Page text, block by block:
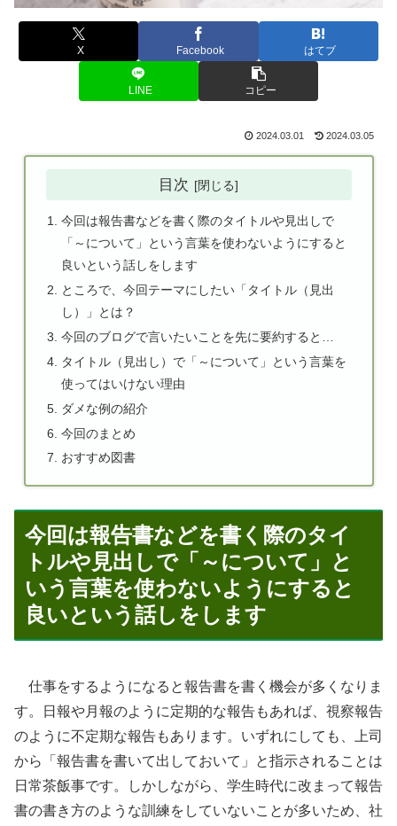
X Facebook はてブ
LINE コピー
2024.03.01 2024.03.05
目次
今回は報告書などを書く際のタイトルや見出しで
「～について」という言葉を使わないようにすると
良いという話しをします
ところで、今回テーマにしたい「タイトル（見出
し）」とは？
今回のブログで言いたいことを先に要約すると…
タイトル（見出し）で「～について」という言葉を
使ってはいけない理由
ダメな例の紹介
今回のまとめ
おすすめ図書
今回は報告書などを書く際のタイ
トルや見出しで「～について」と
いう言葉を使わないようにすると
良いという話しをします
仕事をするようになると報告書を書く機会が多くなりま
す。日報や月報のように定期的な報告もあれば、視察報告
のように不定期な報告もあります。いずれにしても、上司
から「報告書を書いて出しておいて」と指示されることは
日常茶飯事です。しかしながら、学生時代に改まって報告
書の書き方のような訓練をしていないことが多いため、社